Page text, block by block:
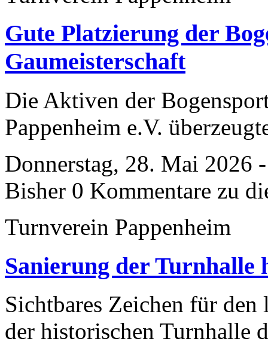
Gute Platzierung der
Gaumeisterschaft
​Die Aktiven der
Pappenheim e.V.
Donnerstag, 28. Mai 2026
Bisher 0 Kommentare zu
Turnverein Pappenheim
Sanierung der Turnhalle
Sichtbares Zeichen für
der historischen Turnhalle